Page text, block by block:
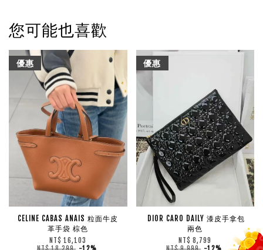
您可能也喜歡
優惠
CELINE CABAS ANAIS 粒面牛皮
革手袋 棕色
NT$ 16,103
優惠
DIOR CARO DAILY 漆皮手拿包
兩色
NT$ 8,799